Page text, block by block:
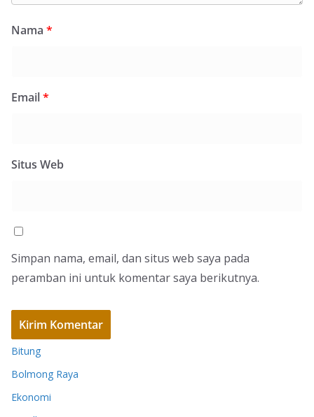
Nama *
Email*
Situs Web
Simpan nama, email, dan situs web saya pada
peramban ini untuk komentar saya berikutnya.
Bitung
Bolmong Raya
Ekonomi